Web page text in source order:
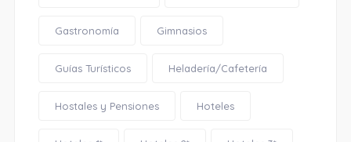
Gastronomía Gimnasios
Guías Turísticos Heladería/Cafetería
Hostales y Pensiones Hoteles